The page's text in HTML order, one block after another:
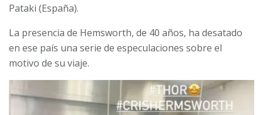
Pataki (España).
La presencia de Hemsworth, de 40 años, ha desatado
en ese país una serie de especulaciones sobre el
motivo de su viaje.